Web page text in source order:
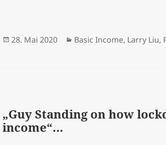
Veröffentlicht
28. Mai 2020 Kategorien
Basic Income, Larry Liu,
„Guy Standing on how
income“…